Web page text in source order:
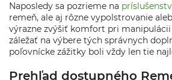
Naposledy sa pozrieme na
remeň, ale aj rôzne vypolstrovanie
výrazne zvýšiť komfort pri manipulácii
záležať na výbere tých správnych
poľovnícke zážitky boli vždy len tie
Prehľad dostupného